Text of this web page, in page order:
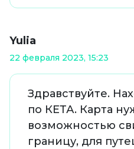
Yulia
22 февраля 2023, 15:23
Здравствуйте.
по КЕТА. Карта
возможностью
границу, для